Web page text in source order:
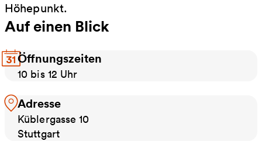
Höhepunkt.
Auf einen Blick
Öffnungszeiten
10 bis 12 Uhr
Adresse
Küblergasse 10
Stuttgart